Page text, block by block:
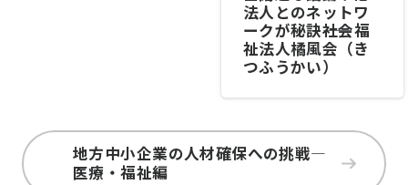
法人とのネットワ
ークが秘訣――社会福
祉法人橘風会（き
つふうかい）
地方中小企業の人材確保への挑戦―
医療・福祉編